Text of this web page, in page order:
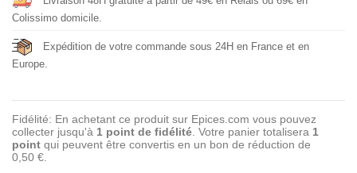
Colissimo domicile.
Expédition de votre commande sous 24H en France et en
Europe.
Fidélité: En achetant ce produit sur Epices.com vous pouvez
collecter jusqu'à 1 point de fidélité . Votre panier totalisera 1
point qui peuvent être convertis en un bon de réduction de
0,50 €